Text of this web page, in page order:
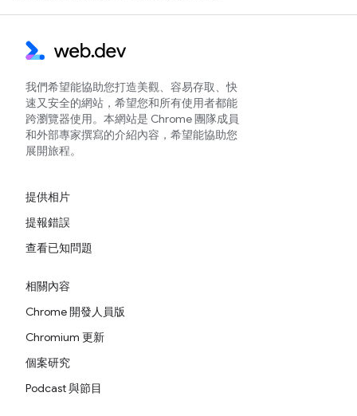
我們希望能協助您打造美觀、容易存取、快
速又安全的網站，希望您和所有使用者都能
跨瀏覽器使用。本網站是 Chrome 團隊成員
和外部專家撰寫的介紹內容，希望能協助您
展開旅程。
提供相片
提報錯誤
查看已知問題
相關內容
Chrome 開發人員版
Chromium 更新
個案研究
Podcast 與節目